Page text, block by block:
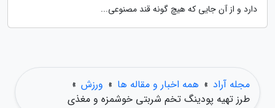
دارد و از آن جایی که هیچ گونه قند مصنوعی...
مجله آراد » همه اخبار و مقاله ها » ورزش »
طرز تهیه پودینگ تخم شربتی خوشمزه و مغذی